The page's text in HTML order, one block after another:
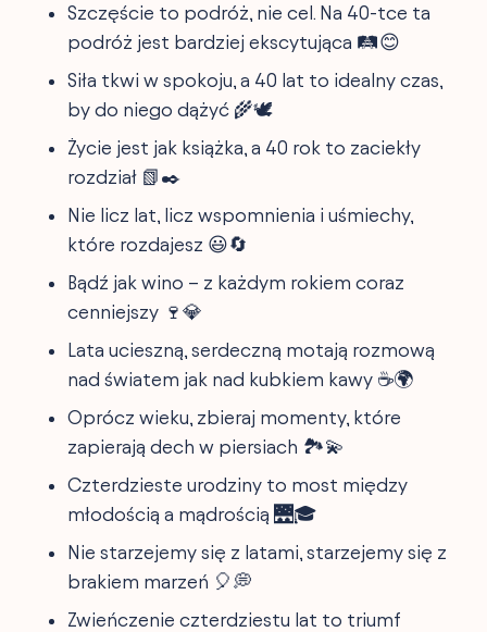
Szczęście to podróż, nie cel. Na 40-tce ta
podróż jest bardziej ekscytująca 🛤😊
Siła tkwi w spokoju, a 40 lat to idealny czas,
by do niego dążyć 🌾🕊
Życie jest jak książka, a 40 rok to zaciekły
rozdział 📗✒️
Nie licz lat, licz wspomnienia i uśmiechy,
które rozdajesz 😃🔄
Bądź jak wino – z każdym rokiem coraz
cenniejszy 🍷💎
Lata ucieszną, serdeczną motają rozmową
nad światem jak nad kubkiem kawy ☕️🌍
Oprócz wieku, zbieraj momenty, które
zapierają dech w piersiach 🏞️💫
Czterdzieste urodziny to most między
młodością a mądrością 🌉🎓
Nie starzejemy się z latami, starzejemy się z
brakiem marzeń 🎈💭
Zwieńczenie czterdziestu lat to triumf